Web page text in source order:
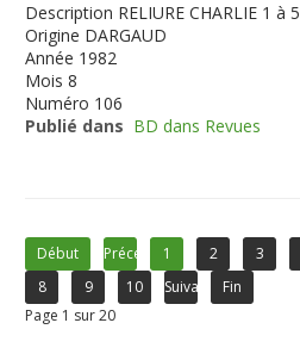
Description RELIURE CHARLIE 1 à 5
Origine DARGAUD
Année 1982
Mois 8
Numéro 106
Publié dans BD dans Revues
Début Précédent1 2 3
8
9 10 Suivant
Fin
Page 1 sur 20